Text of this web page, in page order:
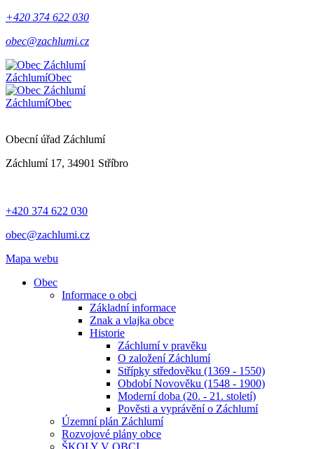
+420 374 622 030
obec@zachlumi.cz
ZáchlumíObec
ZáchlumíObec
Obecní úřad Záchlumí
Záchlumí 17, 34901 Stříbro
+420 374 622 030
obec@zachlumi.cz
Mapa webu
Obec
Informace o obci
Základní informace
Znak a vlajka obce
Historie
Záchlumí v pravěku
O založení Záchlumí
Střípky středověku (1369 - 1550)
Období Novověku (1548 - 1900)
Moderní doba (20. - 21. století)
Pověsti a vyprávění o Záchlumí
Územní plán Záchlumí
Rozvojové plány obce
ŠKOLY V OBCI